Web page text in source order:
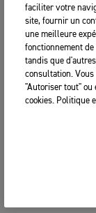
faciliter votre
site, fournir un
une meilleure
fonctionnement
tandis que
consultation.
"Autoriser tout" ou
cookies. Politique